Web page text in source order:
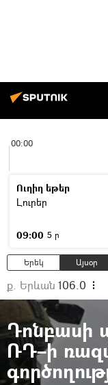
00:00
Ուղիղ եթեր
Լուրեր
09:00 5 ր
Երեկ Այսօր
ք. Երևան 106.0
Դոնբասի
ՌԴ–ի